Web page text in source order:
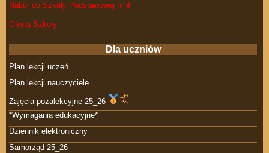
Nabór do Szkoły Podstawowej nr 4
Oferta Szkoły
Dla uczniów
Plan lekcji uczeń
Plan lekcji nauczyciele
Zajęcia pozalekcyjne 25_26
*Wymagania edukacyjne*
Dziennik elektroniczny
Samorząd 25_26